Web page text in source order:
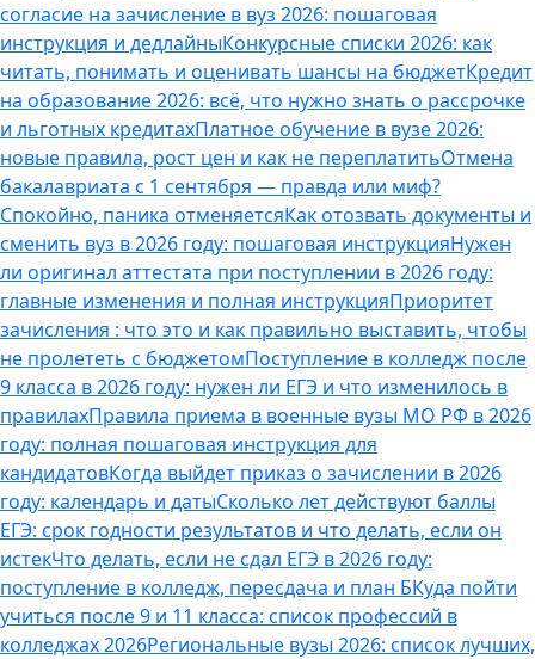
согласие на зачисление в вуз 2026: пошаговая
инструкция и дедлайныКонкурсные списки 2026: как
читать, понимать и оценивать шансы на бюджетКредит
на образование 2026: всё, что нужно знать о рассрочке
и льготных кредитахПлатное обучение в вузе 2026:
новые правила, рост цен и как не переплатитьОтмена
бакалавриата с 1 сентября — правда или миф?
Спокойно, паника отменяетсяКак отозвать документы и
сменить вуз в 2026 году: пошаговая инструкцияНужен
ли оригинал аттестата при поступлении в 2026 году:
главные изменения и полная инструкцияПриоритет
зачисления : что это и как правильно выставить, чтобы
не пролететь с бюджетомПоступление в колледж после
9 класса в 2026 году: нужен ли ЕГЭ и что изменилось в
правилахПравила приема в военные вузы МО РФ в 2026
году: полная пошаговая инструкция для
кандидатовКогда выйдет приказ о зачислении в 2026
году: календарь и датыСколько лет действуют баллы
ЕГЭ: срок годности результатов и что делать, если он
истекЧто делать, если не сдал ЕГЭ в 2026 году:
поступление в колледж, пересдача и план БКуда пойти
учиться после 9 и 11 класса: список профессий в
колледжах 2026Региональные вузы 2026: список лучших,